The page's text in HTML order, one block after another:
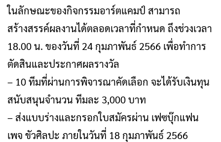
ในลักษณะของกิจกรรมอาร์ตแคมป์ สามารถ
สร้างสรรค์ผลงานได้ตลอดเวลาที่กำหนด ถึงช่วงเวลา
18.00 น. ของวันที่ 24 กุมภาพันธ์ 2566 เพื่อทำการ
ตัดสินและประกาศผลรางวัล
– 10 ทีมที่ผ่านการพิจารณาคัดเลือก จะได้รับเงินทุน
สนับสนุนจำนวน ทีมละ 3,000 บาท
– ส่งแบบร่างและกรอกใบสมัครผ่าน เฟซบุ๊กแฟน
เพจ ขัวศิลปะ ภายในวันที่ 18 กุมภาพันธ์ 2566